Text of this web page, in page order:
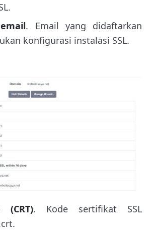
. Email yang didaftarkan
konfigurasi instalasi SSL.
(CRT). Kode sertifikat SSL